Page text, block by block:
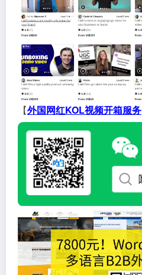
【外国网红KOL视频开箱服务